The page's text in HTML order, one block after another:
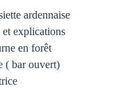
ardennaise
et explications
en forêt
( bar ouvert)